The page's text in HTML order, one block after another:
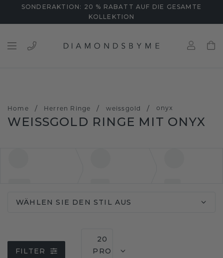
SONDERAKTION: 20 % RABATT AUF DIE GESAMTE
KOLLEKTION
Home / Herren Ringe / weissgold / onyx
WEISSGOLD RINGE MIT ONYX
WÄHLEN SIE DEN STIL AUS
FILTER
20
PRO